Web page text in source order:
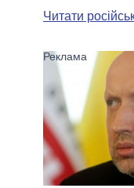
ВСІ
Читати